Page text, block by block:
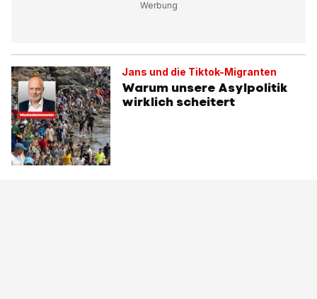
Jans und die Tiktok-Migranten
Warum unsere Asylpolitik
wirklich scheitert